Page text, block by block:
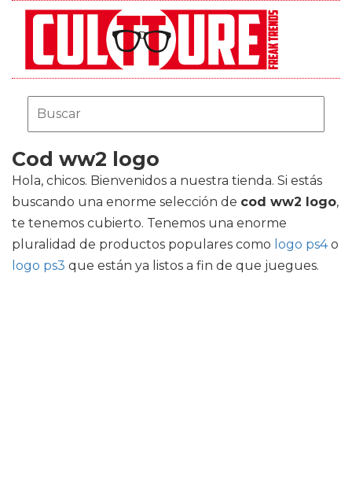
Cod ww2 logo
Hola, chicos. Bienvenidos a nuestra tienda. Si estás
buscando una enorme selección de cod ww2 logo,
te tenemos cubierto. Tenemos una enorme
pluralidad de productos populares como logo ps4o
logo ps3 que están ya listos a fin de que juegues.